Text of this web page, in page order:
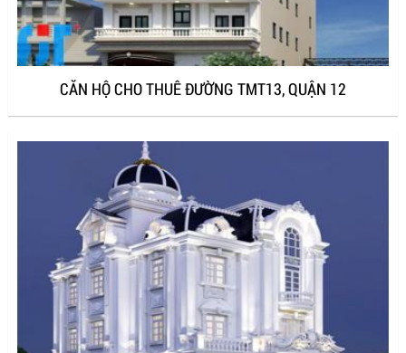
CĂN HỘ CHO THUÊ ĐƯỜNG TMT13, QUẬN 12